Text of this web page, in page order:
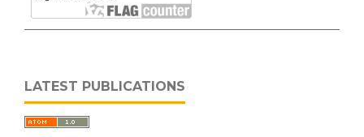
LATEST PUBLICATIONS